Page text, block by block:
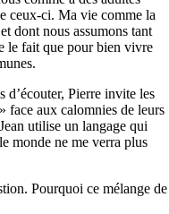
ceux-ci. Ma vie comme la
dont nous assumons tant
le fait que pour bien vivre
d’écouter, Pierre invite les
face aux calomnies de leurs
utilise un langage qui
monde ne me verra plus
Pourquoi ce mélange de